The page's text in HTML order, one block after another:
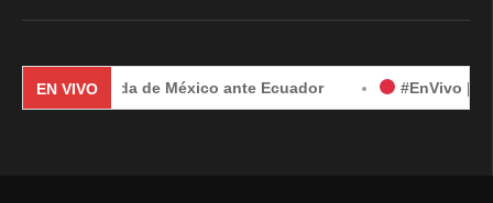
EN VIVOde México ante Ecuador #EnVivo | Demanda